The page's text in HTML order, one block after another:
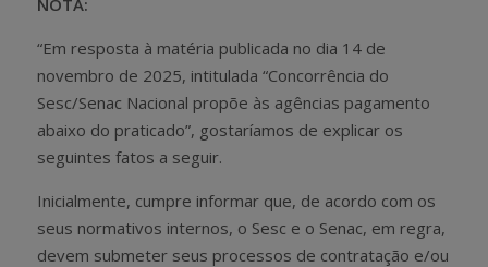
“Em resposta à matéria publicada no dia 14 de
novembro de 2025, intitulada “Concorrência do
Sesc/Senac Nacional propõe às agências pagamento
abaixo do praticado”, gostaríamos de explicar os
seguintes fatos a seguir.
Inicialmente, cumpre informar que, de acordo com os
seus normativos internos, o Sesc e o Senac, em regra,
devem submeter seus processos de contratação e/ou